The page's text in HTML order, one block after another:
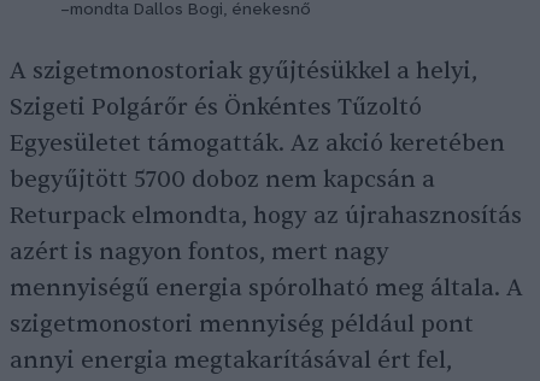
–mondta Dallos Bogi, énekesnő
A szigetmonostoriak gyűjtésükkel a helyi,
Szigeti Polgárőr és Önkéntes Tűzoltó
Egyesületet támogatták. Az akció keretében
begyűjtött 5700 doboz nem kapcsán a
Returpack elmondta, hogy az újrahasznosítás
azért is nagyon fontos, mert nagy
mennyiségű energia spórolható meg általa. A
szigetmonostori mennyiség például pont
annyi energia megtakarításával ért fel,